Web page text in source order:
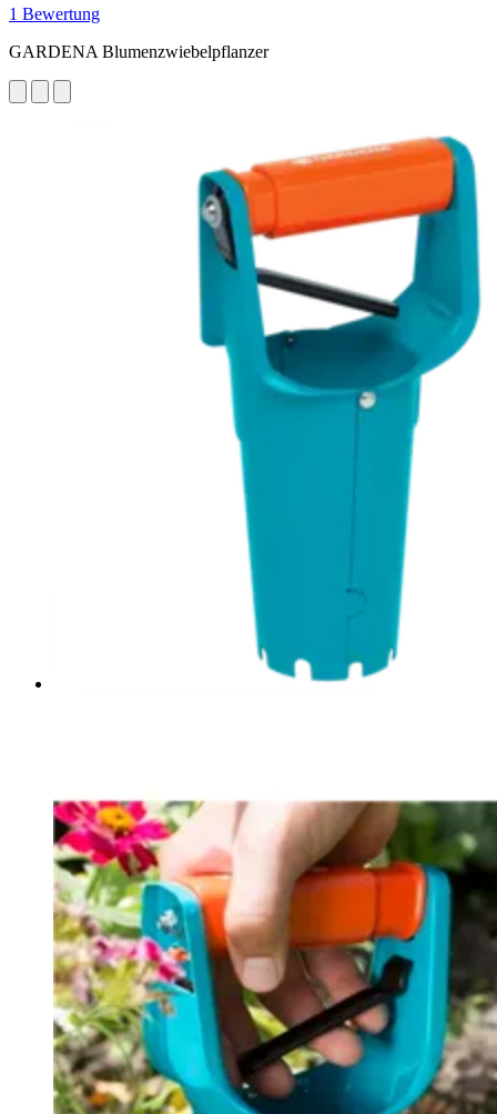
1 Bewertung
GARDENA Blumenzwiebelpflanzer